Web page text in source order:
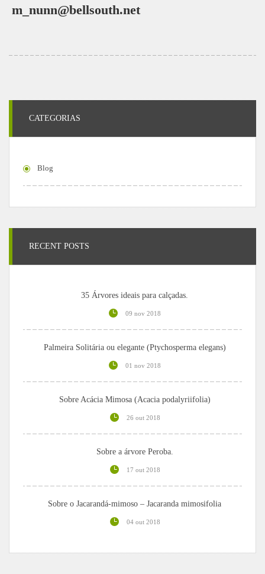
m_nunn@bellsouth.net
CATEGORIAS
Blog
RECENT POSTS
35 Árvores ideais para calçadas.
09 nov 2018
Palmeira Solitária ou elegante (Ptychosperma elegans)
01 nov 2018
Sobre Acácia Mimosa (Acacia podalyriifolia)
26 out 2018
Sobre a árvore Peroba.
17 out 2018
Sobre o Jacarandá-mimoso – Jacaranda mimosifolia
04 out 2018